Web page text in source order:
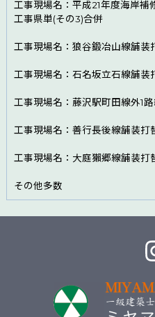
工事現場名：平成21年度海岸補
工事県単(その3)合併
工事現場名：狼谷鍛冶山線舗装
工事現場名：石名坂立石線舗装
工事現場名：藤沢駅町田線外1
工事現場名：善行長後線舗装打
工事現場名：大庭獺郷線舗装打
その他多数